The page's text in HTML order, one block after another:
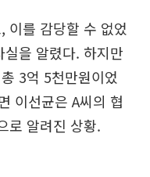
이를 감당할 수 없었
을 알렸다. 하지만
3억 5천만원이었
이선균은 A씨의 협
로 알려진 상황.